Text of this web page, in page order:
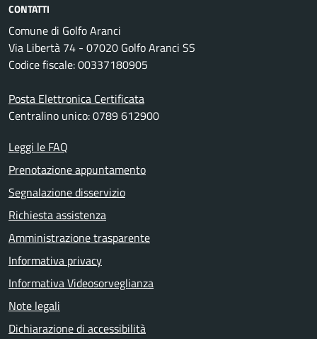
CONTATTI
Comune di Golfo Aranci
Via Libertà 74 - 07020 Golfo Aranci SS
Codice fiscale: 00337180905
Posta Elettronica Certificata
Centralino unico: 0789 612900
Leggi le FAQ
Prenotazione appuntamento
Segnalazione disservizio
Richiesta assistenza
Amministrazione trasparente
Informativa privacy
Informativa Videosorveglianza
Note legali
Dichiarazione di accessibilità